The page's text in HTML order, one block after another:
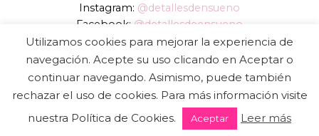
Instagram: @detallesdensueno
Facebook: @detallesdeensueno
TikTok: @detallesdensueno
Página web:www.detallesdeensueño.com
Copyright 2026 © DIGALOWEB.COM
Utilizamos cookies para mejorar la experiencia de
navegación. Acepte su uso clicando en Aceptar o
continuar navegando. Asimismo, puede también
rechazar el uso de cookies. Para más información visite
nuestra Política de Cookies.
Aceptar Leer más